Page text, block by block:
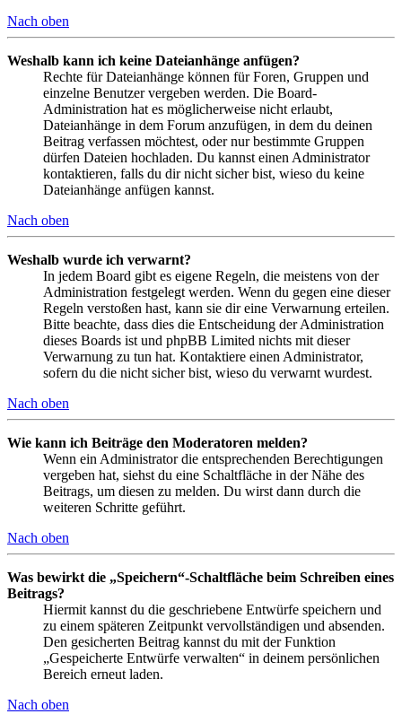
Nach oben
Weshalb kann ich keine Dateianhänge anfügen?
Rechte für Dateianhänge können für Foren, Gruppen und
einzelne Benutzer vergeben werden. Die Board-
Administration hat es möglicherweise nicht erlaubt,
Dateianhänge in dem Forum anzufügen, in dem du deinen
Beitrag verfassen möchtest, oder nur bestimmte Gruppen
dürfen Dateien hochladen. Du kannst einen Administrator
kontaktieren, falls du dir nicht sicher bist, wieso du keine
Dateianhänge anfügen kannst.
Nach oben
Weshalb wurde ich verwarnt?
In jedem Board gibt es eigene Regeln, die meistens von der
Administration festgelegt werden. Wenn du gegen eine dieser
Regeln verstoßen hast, kann sie dir eine Verwarnung erteilen.
Bitte beachte, dass dies die Entscheidung der Administration
dieses Boards ist und phpBB Limited nichts mit dieser
Verwarnung zu tun hat. Kontaktiere einen Administrator,
sofern du die nicht sicher bist, wieso du verwarnt wurdest.
Nach oben
Wie kann ich Beiträge den Moderatoren melden?
Wenn ein Administrator die entsprechenden Berechtigungen
vergeben hat, siehst du eine Schaltfläche in der Nähe des
Beitrags, um diesen zu melden. Du wirst dann durch die
weiteren Schritte geführt.
Nach oben
Was bewirkt die „Speichern“-Schaltfläche beim Schreiben eines
Beitrags?
Hiermit kannst du die geschriebene Entwürfe speichern und
zu einem späteren Zeitpunkt vervollständigen und absenden.
Den gesicherten Beitrag kannst du mit der Funktion
„Gespeicherte Entwürfe verwalten“ in deinem persönlichen
Bereich erneut laden.
Nach oben